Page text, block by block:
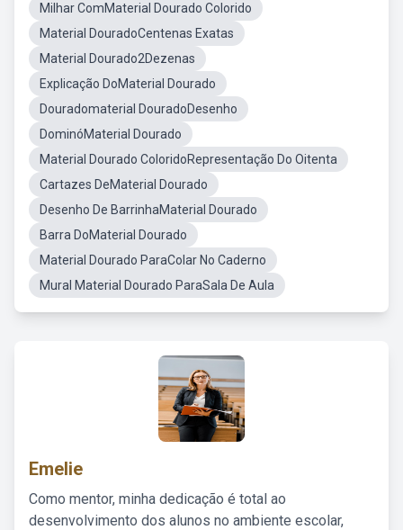
Milhar ComMaterial Dourado Colorido
Material DouradoCentenas Exatas
Material Dourado2Dezenas
Explicação DoMaterial Dourado
Douradomaterial DouradoDesenho
DominóMaterial Dourado
Material Dourado ColoridoRepresentação Do Oitenta
Cartazes DeMaterial Dourado
Desenho De BarrinhaMaterial Dourado
Barra DoMaterial Dourado
Material Dourado ParaColar No Caderno
Mural Material Dourado ParaSala De Aula
Emelie
Como mentor, minha dedicação é total ao
desenvolvimento dos alunos no ambiente escolar,